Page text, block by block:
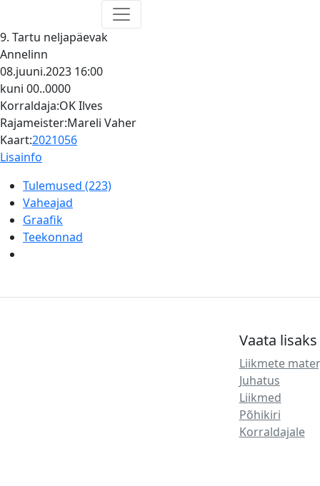
9. Tartu neljapäevak
Annelinn
08.juuni.2023 16:00
kuni 00..0000
Korraldaja:OK Ilves
Rajameister:Mareli Vaher
Kaart:2021056
Lisainfo
Tulemused (223)
Vaheajad
Graafik
Teekonnad
Vaata lisaks
Liikmete
Juhatus
Liikmed
Põhikiri
Korraldajale